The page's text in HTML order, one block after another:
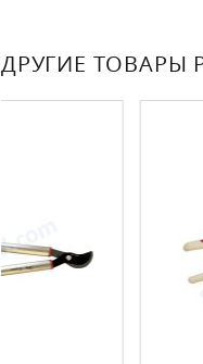
ДРУГИЕ ТОВАРЫ